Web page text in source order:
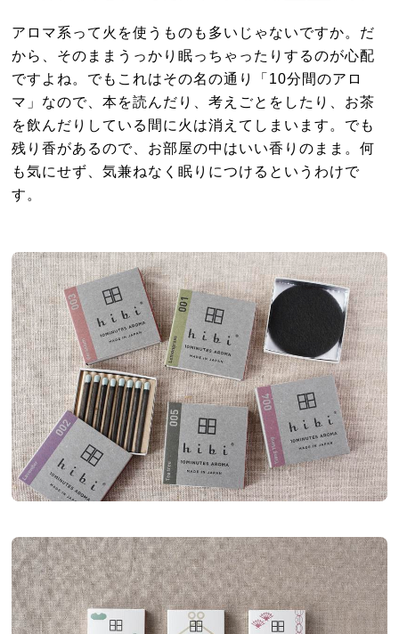
アロマ系って火を使うものも多いじゃないですか。だ
から、そのままうっかり眠っちゃったりするのが心配
ですよね。でもこれはその名の通り「10分間のアロ
マ」なので、本を読んだり、考えごとをしたり、お茶
を飲んだりしている間に火は消えてしまいます。でも
残り香があるので、お部屋の中はいい香りのまま。何
も気にせず、気兼ねなく眠りにつけるというわけで
す。